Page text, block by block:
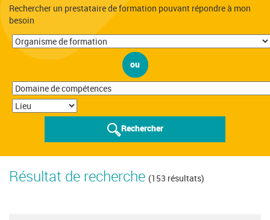
Rechercher un prestataire de formation pouvant répondre à mon
besoin
ou
Rechercher
Résultat de recherche (153 résultats)